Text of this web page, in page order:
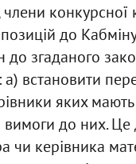
конкурсної
до
до згаданого
встановити
яких
вимоги до них.
чи керівника